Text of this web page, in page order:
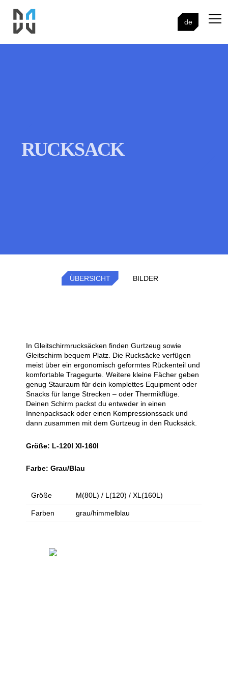
de
RUCKSACK
ÜBERSICHT BILDER
In Gleitschirmrucksäcken finden Gurtzeug sowie
Gleitschirm bequem Platz. Die Rucksäcke verfügen
meist über ein ergonomisch geformtes Rückenteil und
komfortable Tragegurte. Weitere kleine Fächer geben
genug Stauraum für dein komplettes Equipment oder
Snacks für lange Strecken – oder Thermikflüge.
Deinen Schirm packst du entweder in einen
Innenpacksack oder einen Kompressionssack und
dann zusammen mit dem Gurtzeug in den Rucksäck.
Größe: L-120l Xl-160l
Farbe: Grau/Blau
Größe M(80L) / L(120) / XL(160L)
Farben grau/himmelblau